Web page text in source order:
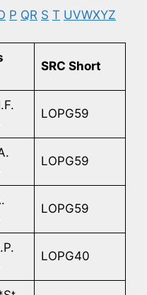
P QR S T UVWXYZ
SRC Short
LOPG59
LOPG59
LOPG59
LOPG40